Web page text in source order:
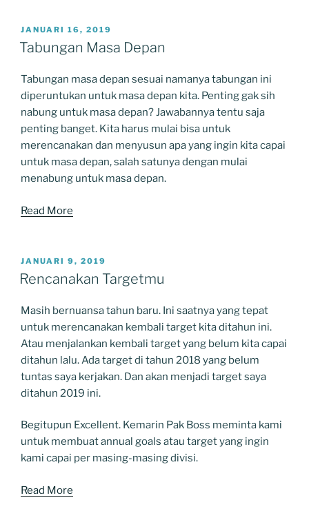
POSTED
ON
JANUARI 16, 2019
Tabungan Masa Depan
Tabungan masa depan sesuai namanya tabungan ini
diperuntukan untuk masa depan kita. Penting gak sih
nabung untuk masa depan? Jawabannya tentu saja
penting banget. Kita harus mulai bisa untuk
merencanakan dan menyusun apa yang ingin kita capai
untuk masa depan, salah satunya dengan mulai
menabung untuk masa depan.
Read More
POSTED
ON
JANUARI 9, 2019
Rencanakan Targetmu
Masih bernuansa tahun baru. Ini saatnya yang tepat
untuk merencanakan kembali target kita ditahun ini.
Atau menjalankan kembali target yang belum kita capai
ditahun lalu. Ada target di tahun 2018 yang belum
tuntas saya kerjakan. Dan akan menjadi target saya
ditahun 2019 ini.
Begitupun Excellent. Kemarin Pak Boss meminta kami
untuk membuat annual goals atau target yang ingin
kami capai per masing-masing divisi.
Read More